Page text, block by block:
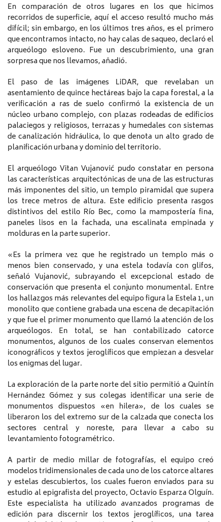
En comparación de otros lugares en los que hicimos
recorridos de superficie, aquí el acceso resultó mucho más
difícil; sin embargo, en los últimos tres años, es el primero
que encontramos intacto, no hay calas de saqueo, declaró el
arqueólogo esloveno. Fue un descubrimiento, una gran
sorpresa que nos llevamos, añadió.
El paso de las imágenes LiDAR, que revelaban un
asentamiento de quince hectáreas bajo la capa forestal, a la
verificación a ras de suelo confirmó la existencia de un
núcleo urbano complejo, con plazas rodeadas de edificios
palaciegos y religiosos, terrazas y humedales con sistemas
de canalización hidráulica, lo que denota un alto grado de
planificación urbana y dominio del territorio.
El arqueólogo Vitan Vujanović pudo constatar en persona
las características arquitectónicas de una de las estructuras
más imponentes del sitio, un templo piramidal que supera
los trece metros de altura. Este edificio presenta rasgos
distintivos del estilo Río Bec, como la mampostería fina,
paneles lisos en la fachada, una escalinata empinada y
molduras en la parte superior.
«Es la primera vez que he registrado un templo más o
menos bien conservado, y una estela todavía con glifos,
señaló Vujanović, subrayando el excepcional estado de
conservación que presenta el conjunto monumental. Entre
los hallazgos más relevantes del equipo figura la Estela 1, un
monolito que contiene grabada una escena de decapitación
y que fue el primer monumento que llamó la atención de los
arqueólogos. En total, se han contabilizado catorce
monumentos, algunos de los cuales conservan elementos
iconográficos y textos jeroglíficos que empiezan a desvelar
los enigmas del lugar.
La exploración de la parte norte del sitio permitió a Quintín
Hernández Gómez y sus colegas identificar una serie de
monumentos dispuestos «en hilera», de los cuales se
liberaron los del extremo sur de la calzada que conecta los
sectores central y noreste, para llevar a cabo su
levantamiento fotogramétrico.
A partir de medio millar de fotografías, el equipo creó
modelos tridimensionales de cada uno de los catorce altares
y estelas descubiertos, los cuales fueron enviados para su
estudio al epigrafista del proyecto, Octavio Esparza Olguín.
Este especialista ha utilizado avanzados programas de
edición para discernir los textos jeroglíficos, una tarea